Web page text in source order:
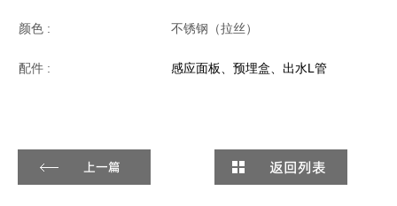
颜色 : 不锈钢（拉丝）
配件 : 感应面板、预埋盒、出水L管
上一篇 返回列表